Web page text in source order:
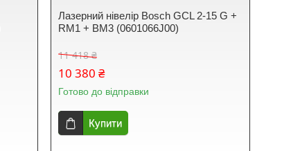
Лазерний нівелір Bosch GCL 2-15 G +
RM1 + BM3 (0601066J00)
11 418 ₴
10 380 ₴
Готово до відправки
Купити